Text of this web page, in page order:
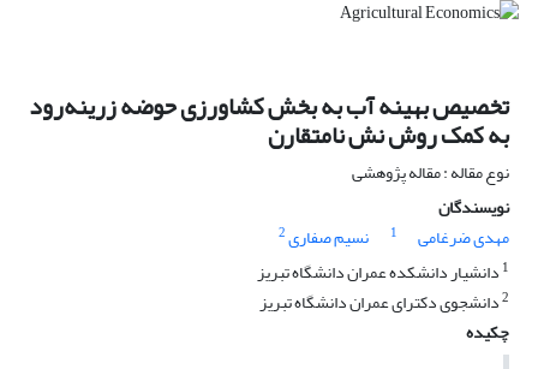
تخصیص بهینه آب به بخش کشاورزی حوضه زرینه‌رود
به کمک روش نش نامتقارن
نوع مقاله : مقاله پژوهشی
نویسندگان
مهدی ضرغامی
1 نسیم صفاری2
1 دانشیار دانشکده عمران دانشگاه تبریز
2دانشجوی دکترای عمران دانشگاه تبریز
چکیده